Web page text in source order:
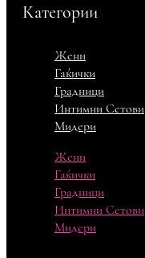
Категории
Жени
Гаќички
Градници
Интимни Сетови
Мидери
Жени
Гаќички
Градници
Интимни Сетови
Мидери